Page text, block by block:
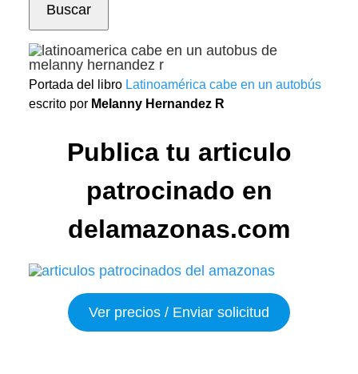
Buscar
Portada del libro Latinoamérica cabe en un autobús
escrito por Melanny Hernandez R
Publica tu articulo
patrocinado en
delamazonas.com
Ver precios / Enviar solicitud